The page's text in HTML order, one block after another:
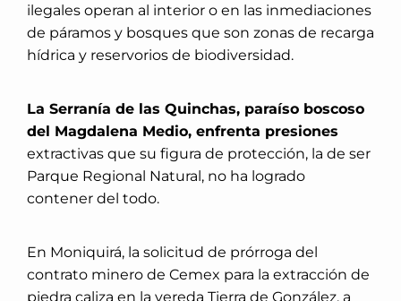
ilegales operan al interior o en las inmediaciones
de páramos y bosques que son zonas de recarga
hídrica y reservorios de biodiversidad.
La Serranía de las Quinchas, paraíso boscoso
del Magdalena Medio, enfrenta presiones
extractivas que su figura de protección, la de ser
Parque Regional Natural, no ha logrado
contener del todo.
En Moniquirá, la solicitud de prórroga del
contrato minero de Cemex para la extracción de
piedra caliza en la vereda Tierra de González, a